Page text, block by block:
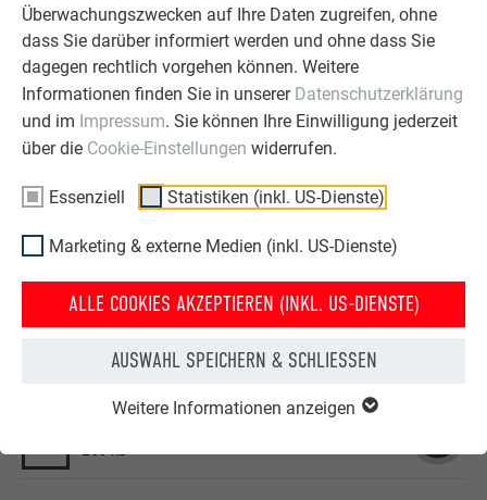
Überwachungszwecken auf Ihre Daten zugreifen, ohne
dass Sie darüber informiert werden und ohne dass Sie
dagegen rechtlich vorgehen können. Weitere
Informationen finden Sie in unserer Datenschutzerklärung
und im Impressum. Sie können Ihre Einwilligung jederzeit
über die Cookie-Einstellungen widerrufen.
Essenziell Statistiken (inkl. US-Dienste)
Marketing & externe Medien (inkl. US-Dienste)
ALLE COOKIES AKZEPTIEREN (INKL. US-DIENSTE)
AUSWAHL SPEICHERN & SCHLIESSEN
Weitere Informationen anzeigen
Einfamilienhaus Bad Soden (JPG) © PREFA | Croce & Wir
238 kb
JPG Einfamilienhaus Bad Soden (JPG) © PREFA | Croce & Wir
196 kb
JPG
245 kb
Einfamilienhaus Bad Soden (JPG) © PREFA | Croce & Wir
237 kb